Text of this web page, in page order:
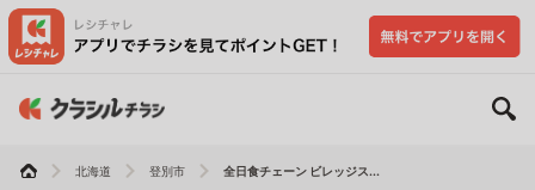
北海道 登別市 全日食チェーン ビレッジス...